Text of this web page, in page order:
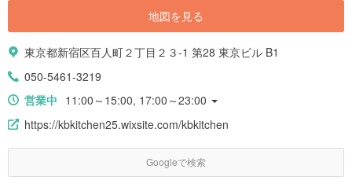
地図を見る
東京都新宿区百人町２丁目２３-1 第28 東京ビル B1
050-5461-3219
営業中 11:00～15:00, 17:00～23:00
https://kbkitchen25.wixsite.com/kbkitchen
Googleで検索